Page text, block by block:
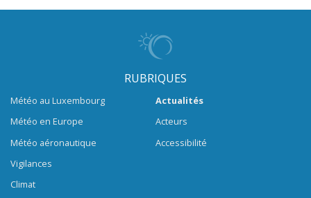
RUBRIQUES
Météo au Luxembourg
Météo en Europe
Météo aéronautique
Vigilances
Climat
Actualités
Acteurs
Accessibilité